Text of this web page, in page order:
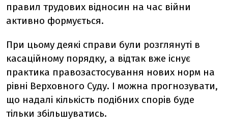
правил трудових відносин на час війни
активно формується.
При цьому деякі справи були розглянуті в
касаційному порядку, а відтак вже існує
практика правозастосування нових норм на
рівні Верховного Суду. І можна прогнозувати,
що надалі кількість подібних спорів буде
тільки збільшуватись.